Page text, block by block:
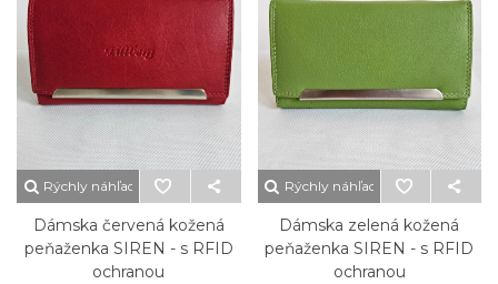
Rýchly náhľad
Dámska červená kožená
peňaženka SIREN - s RFID
ochranou
Rýchly náhľad
Dámska zelená kožená
peňaženka SIREN - s RFID
ochranou